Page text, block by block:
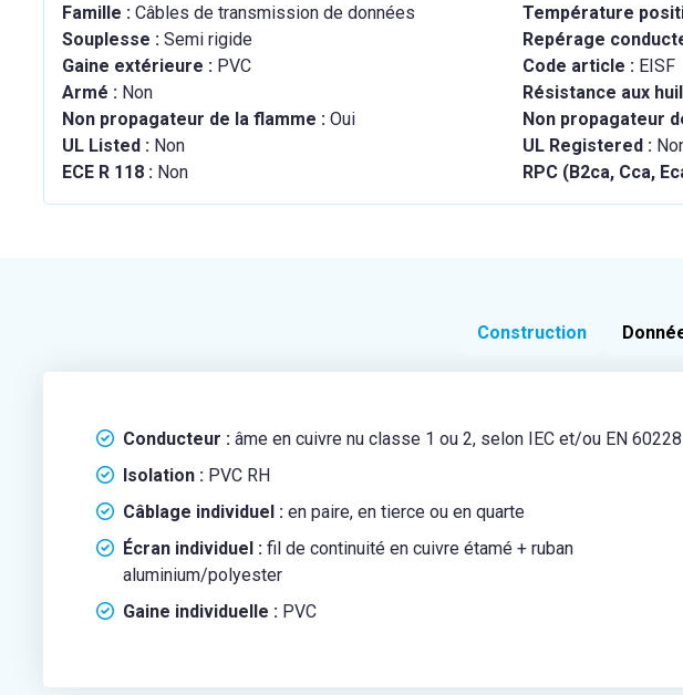
Famille : Câbles de transmission de données Température
Souplesse : Semi rigide Repérage
Gaine extérieure : PVC Code article : EISF
Armé : Non Résistance aux
Non propagateur de la flamme : Oui Non propagateur
UL Listed : Non UL Registered :
ECE R 118 : Non RPC (B2ca, Cca,
Construction
Conducteur :âme en cuivre nu classe 1 ou 2, selon IEC et/ou EN 60228
Isolation :PVC RH
Câblage individuel :en paire, en tierce ou en quarte
Écran individuel :fil de continuité en cuivre étamé + ruban
aluminium/polyester
Gaine individuelle :PVC